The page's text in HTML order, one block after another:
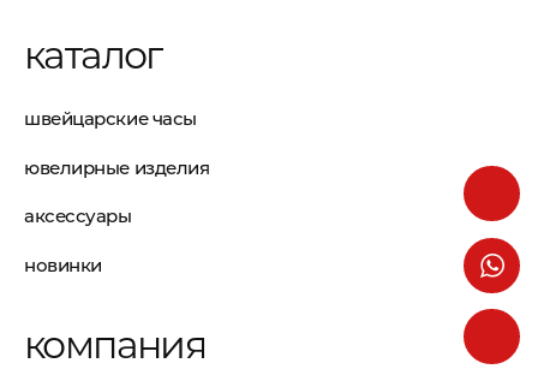
каталог
швейцарские часы
ювелирные изделия
аксессуары
новинки
компания